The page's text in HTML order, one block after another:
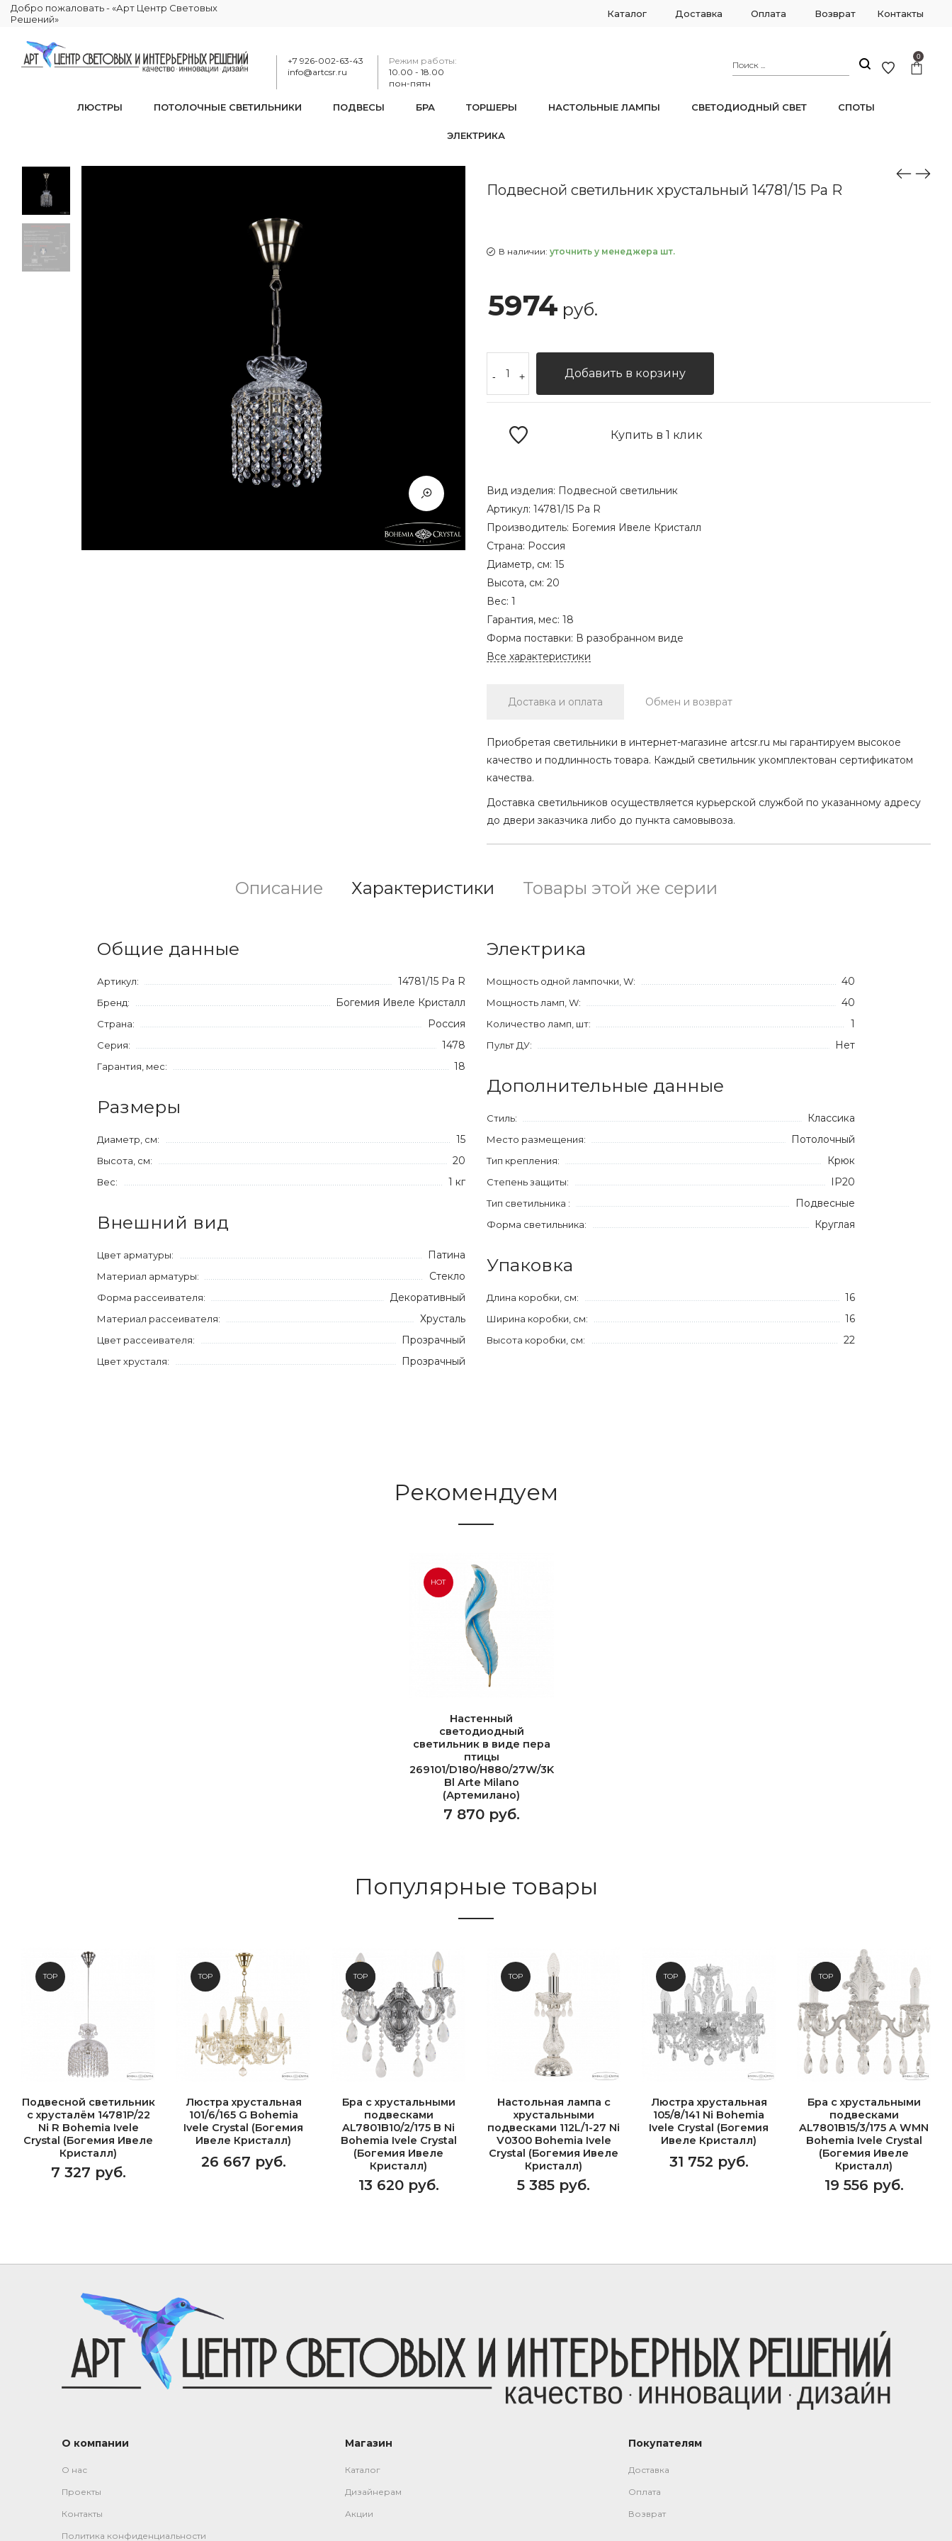
Добро пожаловать - «Арт Центр Световых
Решений»
Каталог Доставка Оплата Возврат Контакты
+7 926-002-63-43
info@artcsr.ru
Режим работы:
10.00 - 18.00
пон-пятн
0
ЛЮСТРЫ ПОТОЛОЧНЫЕ СВЕТИЛЬНИКИ ПОДВЕСЫ БРА ТОРШЕРЫ НАСТОЛЬНЫЕ ЛАМПЫ СВЕТОДИОДНЫЙ СВЕТ СПОТЫ
ЭЛЕКТРИКА
Подвесной светильник хрустальный 14781/15 Pa R
В наличии: уточнить у менеджера шт.
5974 руб.
- + Добавить в корзину
Купить в 1 клик
Вид изделия: Подвесной светильник
Артикул: 14781/15 Pa R
Производитель: Богемия Ивеле Кристалл
Страна: Россия
Диаметр, см: 15
Высота, см: 20
Вес: 1
Гарантия, мес: 18
Форма поставки: В разобранном виде
Все характеристики
Доставка и оплата Обмен и возврат
Приобретая светильники в интернет-магазине artcsr.ru мы гарантируем высокое
качество и подлинность товара. Каждый светильник укомплектован сертификатом
качества.
Доставка светильников осуществляется курьерской службой по указанному адресу
до двери заказчика либо до пункта самовывоза.
Описание Характеристики Товары этой же серии
Общие данные
Артикул: 14781/15 Pa R
Бренд: Богемия Ивеле Кристалл
Страна: Россия
Серия: 1478
Гарантия, мес: 18
Размеры
Диаметр, см: 15
Высота, см: 20
Вес: 1 кг
Внешний вид
Цвет арматуры: Патина
Материал арматуры: Стекло
Форма рассеивателя: Декоративный
Материал рассеивателя: Хрусталь
Цвет рассеивателя: Прозрачный
Цвет хрусталя: Прозрачный
Электрика
Мощность одной лампочки, W: 40
Мощность ламп, W: 40
Количество ламп, шт: 1
Пульт ДУ: Нет
Дополнительные данные
Стиль: Классика
Место размещения: Потолочный
Тип крепления: Крюк
Степень защиты: IP20
Тип светильника : Подвесные
Форма светильника: Круглая
Упаковка
Длина коробки, см: 16
Ширина коробки, см: 16
Высота коробки, см: 22
Рекомендуем
HOT
Настенный
светодиодный
светильник в виде пера
птицы
269101/D180/H880/27W/3K
Bl Arte Milano
(Артемилано)
7 870 руб.
Популярные товары
TOP
Подвесной светильник
с хрусталём 14781P/22
Ni R Bohemia Ivele
Crystal (Богемия Ивеле
Кристалл)
7 327 руб.
TOP
Люстра хрустальная
101/6/165 G Bohemia
Ivele Crystal (Богемия
Ивеле Кристалл)
26 667 руб.
NEW
TOP
Бра с хрустальными
подвесками
AL7801B10/2/175 B Ni
Bohemia Ivele Crystal
(Богемия Ивеле
Кристалл)
13 620 руб.
TOP
Настольная лампа с
хрустальными
подвесками 112L/1-27 Ni
V0300 Bohemia Ivele
Crystal (Богемия Ивеле
Кристалл)
5 385 руб.
TOP
Люстра хрустальная
105/8/141 Ni Bohemia
Ivele Crystal (Богемия
Ивеле Кристалл)
31 752 руб.
NEW
TOP
Бра с хрустальными
подвесками
AL7801B15/3/175 A WMN
Bohemia Ivele Crystal
(Богемия Ивеле
Кристалл)
19 556 руб.
О компании
О нас
Проекты
Контакты
Политика конфиденциальности
Магазин
Каталог
Дизайнерам
Акции
Покупателям
Доставка
Оплата
Возврат